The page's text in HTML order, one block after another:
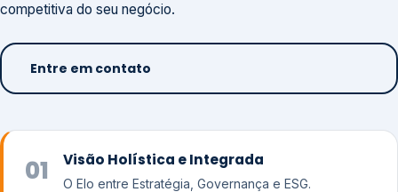
competitiva do seu negócio.
Entre em contato
01 Visão Holística e Integrada
O Elo entre Estratégia, Governança e ESG.